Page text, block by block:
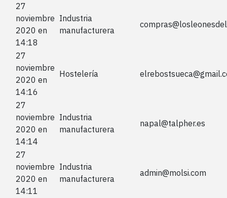
27
noviembre
2020 en
14:18
Industria
manufacturera
27
noviembre
2020 en
14:16
Hostelería
27
noviembre
2020 en
14:14
Industria
manufacturera
napal@talpher.es
27
noviembre
2020 en
14:11
Industria
manufacturera
admin@molsi.com